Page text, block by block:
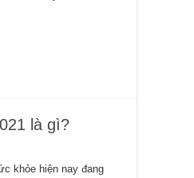
là gì?
khỏe hiện nay đang